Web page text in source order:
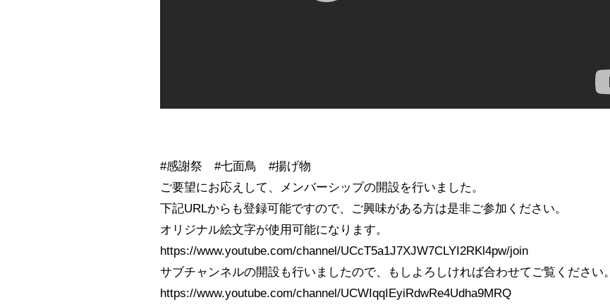
#感謝祭 #七面鳥 #揚げ物
ご要望にお応えして、メンバーシップの開設を行いました。
下記URLからも登録可能ですので、ご興味がある方は是非ご参加ください。
オリジナル絵文字が使用可能になります。
https://www.youtube.com/channel/UCcT5a1J7XJW7CLYI2RKl4pw/join
サブチャンネルの開設も行いましたので、もしよろしければ合わせてご覧ください。
https://www.youtube.com/channel/UCWIqqIEyiRdwRe4Udha9MRQ